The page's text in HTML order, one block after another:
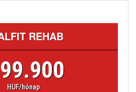
REHAB
99.900
HUF/hónap